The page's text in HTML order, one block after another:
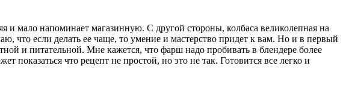
и мало напоминает магазинную. С другой стороны, колбаса великолепная на
что если делать ее чаще, то умение и мастерство придет к вам. Но и в первый
и питательной. Мне кажется, что фарш надо пробивать в блендере более
показаться что рецепт не простой, но это не так. Готовится все легко и